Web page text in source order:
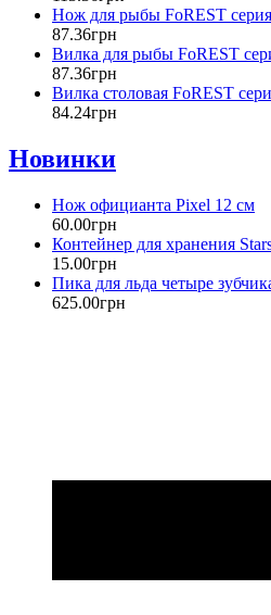
Нож для рыбы FoREST
87.36грн
Вилка для рыбы FoREST
87.36грн
Вилка столовая FoREST
84.24грн
Новинки
Нож официанта Pixel 12 см
60.00грн
Контейнер для хранения
15.00грн
Пика для льда четыре
625.00грн